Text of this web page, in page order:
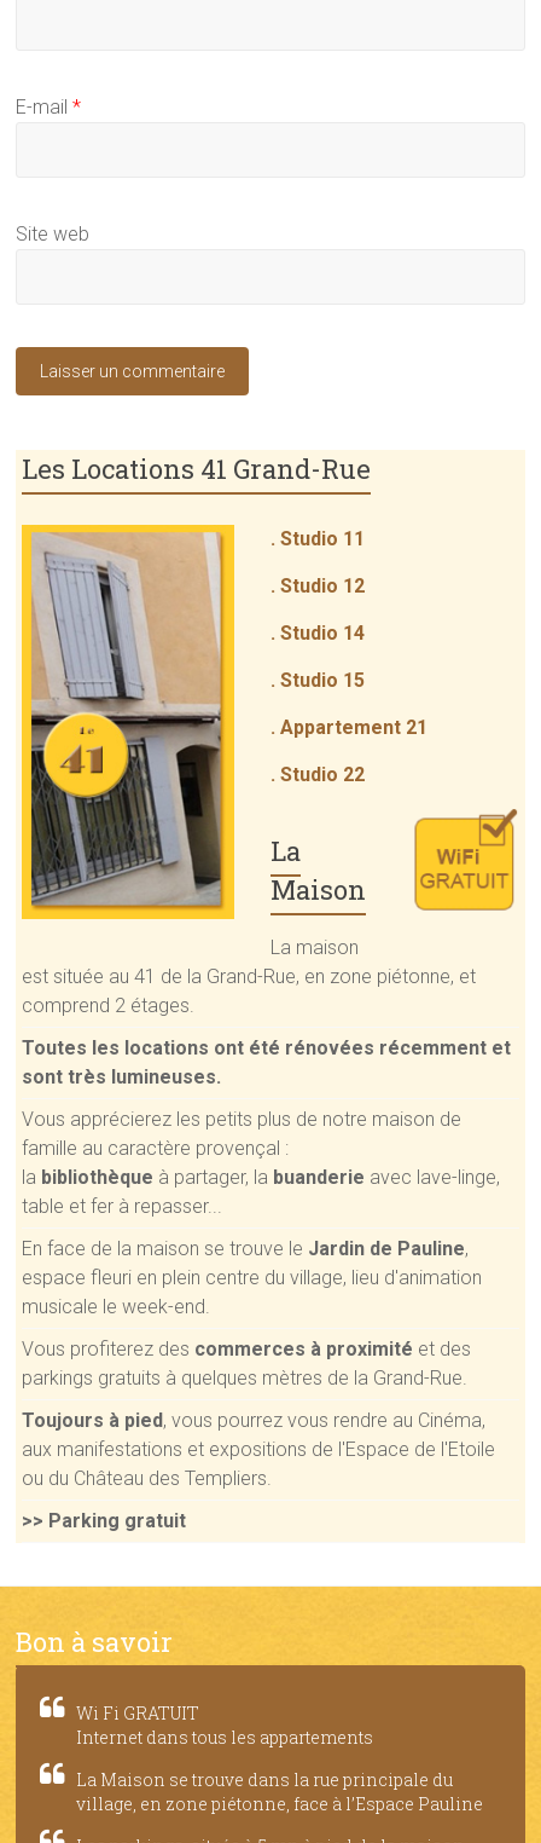
E-mail*
Site web
Les Locations 41 Grand-Rue
. Studio 11
. Studio 12
. Studio 14
. Studio 15
. Appartement 21
. Studio 22
La
Maison
La maison
est située au 41 de la Grand-Rue, en zone piétonne, et
comprend 2 étages.
Toutes les locations ont été rénovées récemment et
sont très lumineuses.
Vous apprécierez les petits plus de notre maison de
famille au caractère provençal :
la bibliothèque à partager, la buanderie avec lave-linge,
table et fer à repasser...
En face de la maison se trouve le Jardin de Pauline,
espace fleuri en plein centre du village, lieu d'animation
musicale le week-end.
Vous profiterez des commerces à proximité et des
parkings gratuits à quelques mètres de la Grand-Rue.
Toujours à pied, vous pourrez vous rendre au Cinéma,
aux manifestations et expositions de l'Espace de l'Etoile
ou du Château des Templiers.
>> Parking gratuit
Bon à savoir
Wi Fi GRATUIT
Internet dans tous les appartements
La Maison se trouve dans la rue principale du
village, en zone piétonne, face à l’Espace Pauline